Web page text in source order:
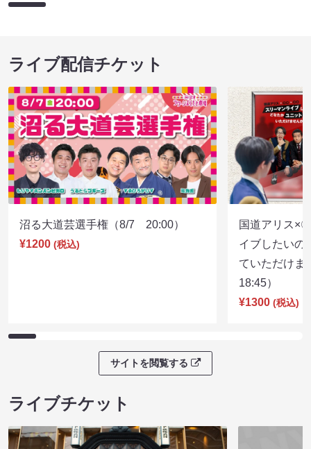
ライブ配信チケット
沼る大道芸選手権（8/7 20:00）
¥1200 (税込)
国道アリス×
イブしたいの
ていただけ
18:45）
¥1300 (税込)
サイトを閲覧する
ライブチケット